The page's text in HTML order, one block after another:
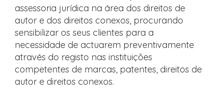
assessoria jurídica na área dos direitos de
autor e dos direitos conexos, procurando
sensibilizar os seus clientes para a
necessidade de actuarem preventivamente
através do registo nas instituições
competentes de marcas, patentes, direitos de
autor e direitos conexos.